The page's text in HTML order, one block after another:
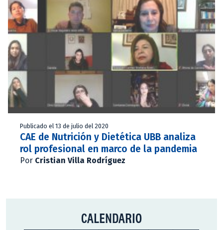
Publicado el 13 de julio del 2020
CAE de Nutrición y Dietética UBB analiza
rol profesional en marco de la pandemia
Por Cristian Villa Rodríguez
CALENDARIO